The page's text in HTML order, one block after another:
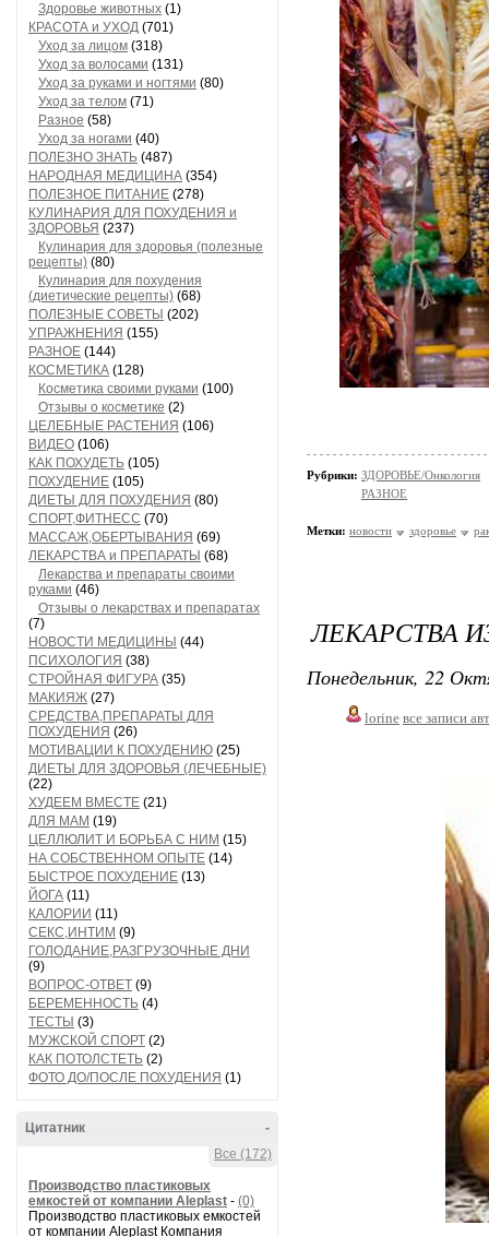
Здоровье животных (1)
КРАСОТА и УХОД (701)
Уход за лицом (318)
Уход за волосами (131)
Уход за руками и ногтями (80)
Уход за телом (71)
Разное (58)
Уход за ногами (40)
ПОЛЕЗНО ЗНАТЬ (487)
НАРОДНАЯ МЕДИЦИНА (354)
ПОЛЕЗНОЕ ПИТАНИЕ (278)
КУЛИНАРИЯ ДЛЯ ПОХУДЕНИЯ и
ЗДОРОВЬЯ (237)
Кулинария для здоровья (полезные
рецепты) (80)
Кулинария для похудения
(диетические рецепты) (68)
ПОЛЕЗНЫЕ СОВЕТЫ (202)
УПРАЖНЕНИЯ (155)
РАЗНОЕ (144)
КОСМЕТИКА (128)
Косметика своими руками (100)
Отзывы о косметике (2)
ЦЕЛЕБНЫЕ РАСТЕНИЯ (106)
ВИДЕО (106)
КАК ПОХУДЕТЬ (105)
ПОХУДЕНИЕ (105)
ДИЕТЫ ДЛЯ ПОХУДЕНИЯ (80)
СПОРТ,ФИТНЕСС (70)
МАССАЖ,ОБЕРТЫВАНИЯ (69)
ЛЕКАРСТВА и ПРЕПАРАТЫ (68)
Лекарства и препараты своими
руками (46)
Отзывы о лекарствах и препаратах
(7)
НОВОСТИ МЕДИЦИНЫ (44)
ПСИХОЛОГИЯ (38)
СТРОЙНАЯ ФИГУРА (35)
МАКИЯЖ (27)
СРЕДСТВА,ПРЕПАРАТЫ ДЛЯ
ПОХУДЕНИЯ (26)
МОТИВАЦИИ К ПОХУДЕНИЮ (25)
ДИЕТЫ ДЛЯ ЗДОРОВЬЯ (ЛЕЧЕБНЫЕ)
(22)
ХУДЕЕМ ВМЕСТЕ (21)
ДЛЯ МАМ (19)
ЦЕЛЛЮЛИТ И БОРЬБА С НИМ (15)
НА СОБСТВЕННОМ ОПЫТЕ (14)
БЫСТРОЕ ПОХУДЕНИЕ (13)
ЙОГА (11)
КАЛОРИИ (11)
СЕКС,ИНТИМ (9)
ГОЛОДАНИЕ,РАЗГРУЗОЧНЫЕ ДНИ
(9)
ВОПРОС-ОТВЕТ (9)
БЕРЕМЕННОСТЬ (4)
ТЕСТЫ (3)
МУЖСКОЙ СПОРТ (2)
КАК ПОТОЛСТЕТЬ (2)
ФОТО ДО/ПОСЛЕ ПОХУДЕНИЯ (1)
-
Цитатник
Все (172)
Производство пластиковых
емкостей от компании Aleplast - (0)
Производство пластиковых емкостей
от компании Aleplast Компания
Рубрики: ЗДОРОВЬЕ/Онкология
РАЗНОЕ
Метки: новости здоровье
ЛЕКАРСТВА
Понедельник, 22
lorine все записи